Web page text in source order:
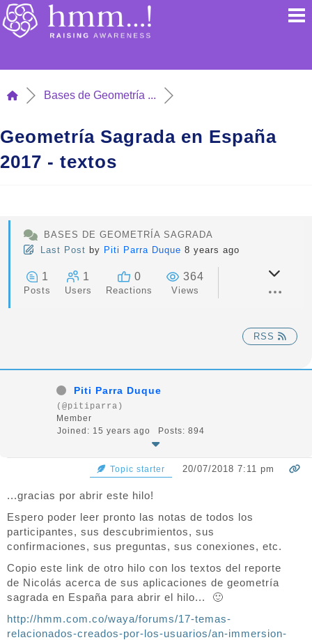
Bases de Geometría ...
Geometría Sagrada en España
2017 - textos
BASES DE GEOMETRÍA SAGRADA
Last Post by Piti Parra Duque 8 years ago
1
Posts
1
Users
0
Reactions
364
Views
RSS
Piti Parra Duque
(@pitiparra)
Member
Joined: 15 years ago
Posts: 894
Topic starter 20/07/2018 7:11 pm
...gracias por abrir este hilo!
Espero poder leer pronto las notas de todos los
participantes, sus descubrimientos, sus
confirmaciones, sus preguntas, sus conexiones, etc.
Copio este link de otro hilo con los textos del reporte
de Nicolás acerca de sus aplicaciones de geometría
sagrada en España para abrir el hilo... 🙂
http://hmm.com.co/waya/forums/17-temas-
relacionados-creados-por-los-usuarios/an-immersion-